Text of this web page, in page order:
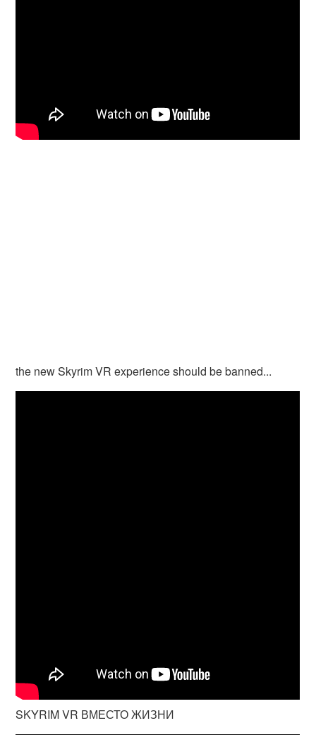
the new Skyrim VR experience should be banned...
SKYRIM VR ВМЕСТО ЖИЗНИ